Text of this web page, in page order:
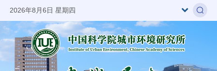
2026年8月6日 星期四